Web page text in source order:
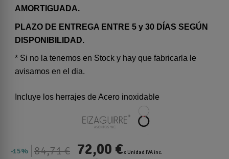
AMORTIGUADA.
PLAZO DE ENTREGA ENTRE 5 y 30 DÍAS SEGÚN
DISPONIBILIDAD.
* Si no la tenemos en Stock y hay que fabricarla le
avisamos en el dia.
Incluye los herrajes de Acero inoxidable
15% 84,71 € 72,00 €x Unidad IVA inc.